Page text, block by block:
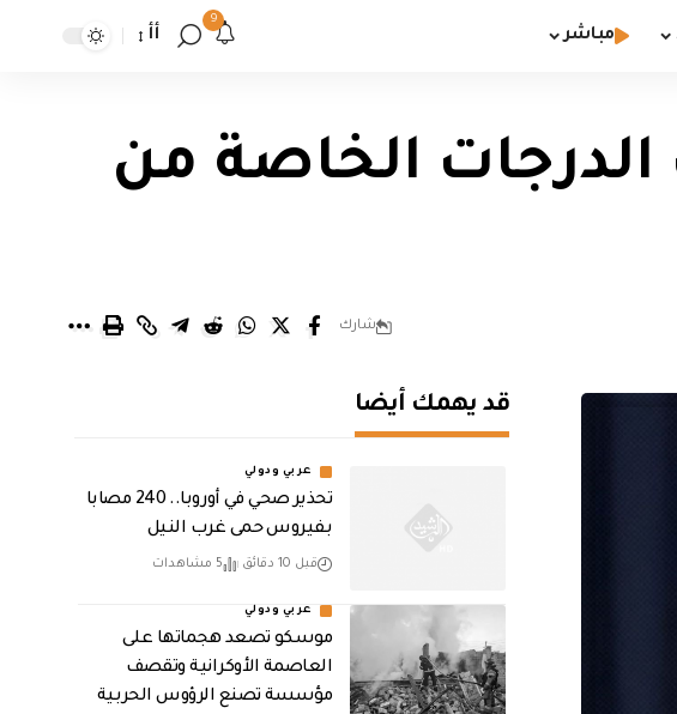
مباشر
9
أأ
الخاصة من
شارك
قد يهمك أيضا
عربي ودولي
تحذير صحي في أوروبا.. 240 مصابا
بفيروس حمى غرب النيل
قبل 10 دقائق 5 مشاهدات
عربي ودولي
موسكو تصعد هجماتها على
العاصمة الأوكرانية وتقصف
مؤسسة تصنع الرؤوس الحربية